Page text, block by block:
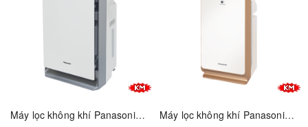
Công nghệ Nanoe
Máy lọc không khí Panasonic F-VXK70A Máy lọc không khí Panasonic F-PXM55A